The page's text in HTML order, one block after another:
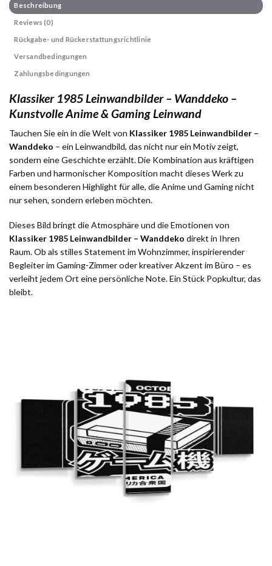
Beschreibung
Reviews (0)
Rückgabe- und Rückerstattungsrichtlinie
Versandbedingungen
Zahlungsbedingungen
Klassiker 1985 Leinwandbilder – Wanddeko –
Kunstvolle Anime & Gaming Leinwand
Tauchen Sie ein in die Welt von Klassiker 1985 Leinwandbilder –
Wanddeko – ein Leinwandbild, das nicht nur ein Motiv zeigt,
sondern eine Geschichte erzählt. Die Kombination aus kräftigen
Farben und harmonischer Komposition macht dieses Werk zu
einem besonderen Highlight für alle, die Anime und Gaming nicht
nur sehen, sondern erleben möchten.
Dieses Bild bringt die Atmosphäre und die Emotionen von
Klassiker 1985 Leinwandbilder – Wanddeko direkt in Ihren
Raum. Ob als stilles Statement im Wohnzimmer, inspirierender
Begleiter im Gaming-Zimmer oder kreativer Akzent im Büro – es
verleiht jedem Ort eine persönliche Note. Ein Stück Popkultur, das
bleibt.